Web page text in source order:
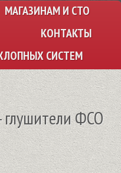
МАГАЗИНАМ И СТО
КОНТАКТЫ
СИСТЕМ
ФСО